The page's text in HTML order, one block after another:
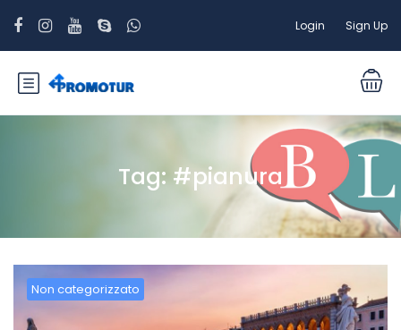
Login Sign Up
Tag:#pianura
Non categorizzato